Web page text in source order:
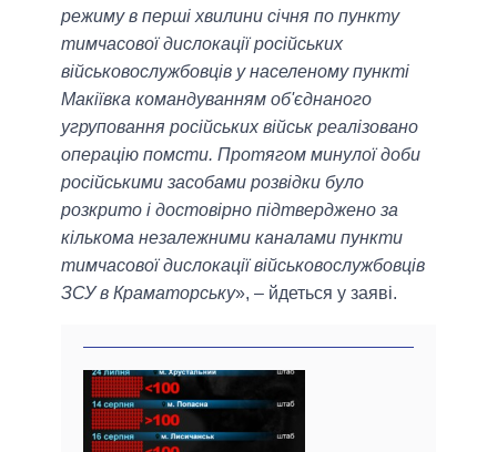
режиму в перші хвилини січня по пункту
тимчасової дислокації російських
військовослужбовців у населеному пункті
Макіївка командуванням об'єднаного
угруповання російських військ реалізовано
операцію помсти. Протягом минулої доби
російськими засобами розвідки було
розкрито і достовірно підтверджено за
кількома незалежними каналами пункти
тимчасової дислокації військовослужбовців
ЗСУ в Краматорську», – йдеться у заяві.